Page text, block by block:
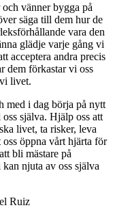
vänner bygga på
säga till dem hur de
vara den
glädje varje gång vi
acceptera andra precis
dem förkastar vi oss
livet.
med i dag börja på nytt
själva. Hjälp oss att
livet, ta risker, leva
öppna vårt hjärta för
bli mästare på
njuta av oss själva
Ruiz